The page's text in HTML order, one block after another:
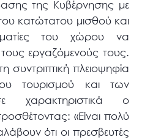
της Κυβέρνησης με
κατώτατου μισθού και
του χώρου να
εργαζόμενούς τους.
πλειοψηφία
τουρισμού και των
χαρακτηριστικά ο
«Είναι πολύ
ότι οι πρεσβευτές